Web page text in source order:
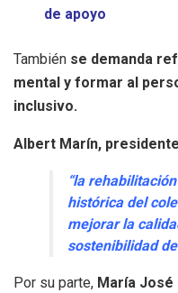
de apoyo
También se demanda
mental y formar al
inclusivo.
Albert Marín, presidente
“la
histórica del
mejorar la
sostenibilidad
Por su parte, María José